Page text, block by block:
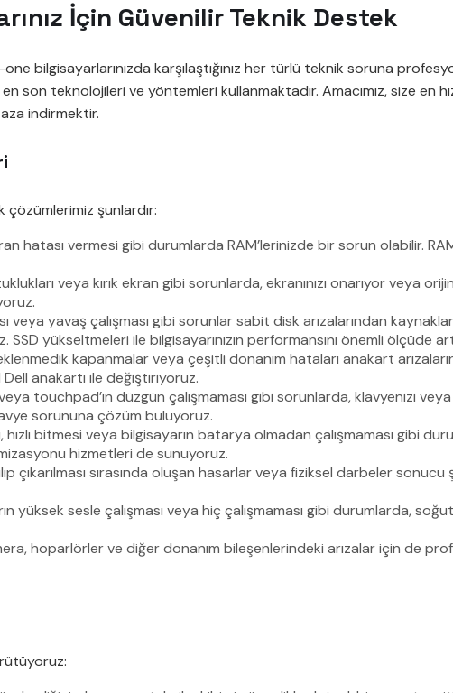
İçin Güvenilir Teknik Destek
bilgisayarlarınızda karşılaştığınız her türlü teknik soruna
son teknolojileri ve yöntemleri kullanmaktadır. Amacımız, size en
aza indirmektir.
çözümlerimiz şunlardır:
hatası vermesi gibi durumlarda RAM’lerinizde bir sorun olabilir.
veya kırık ekran gibi sorunlarda, ekranınızı onarıyor veya
veya yavaş çalışması gibi sorunlar sabit disk arızalarından
yükseltmeleri ile bilgisayarınızın performansını önemli ölçüde
kapanmalar veya çeşitli donanım hataları anakart
anakartı ile değiştiriyoruz.
veya touchpad’in düzgün çalışmaması gibi sorunlarda, klavyenizi
sorununa çözüm buluyoruz.
hızlı bitmesi veya bilgisayarın batarya olmadan çalışmaması gibi
hizmetleri de sunuyoruz.
çıkarılması sırasında oluşan hasarlar veya fiziksel darbeler
yüksek sesle çalışması veya hiç çalışmaması gibi durumlarda,
hoparlörler ve diğer donanım bileşenlerindeki arızalar için de